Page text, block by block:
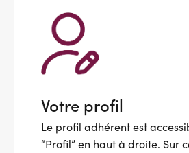
Votre profil
Le profil adhérent est
“Profil” en haut à droite. Sur